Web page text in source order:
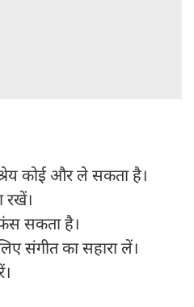
कोई और ले सकता है।
रखें।
सकता है।
संगीत का सहारा लें।